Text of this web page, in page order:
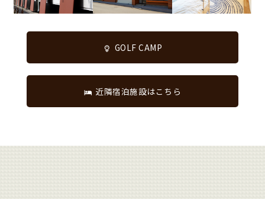
GOLF CAMP
近隣宿泊施設はこちら